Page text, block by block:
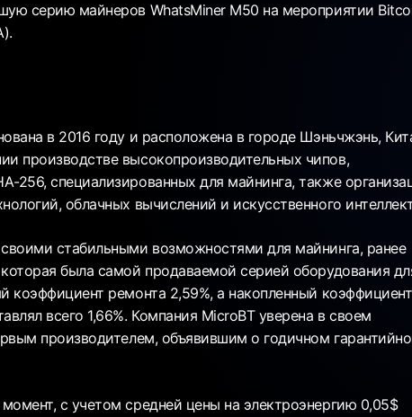
серию майнеров WhatsMiner M50 на мероприятии
в 2016 году и расположена в городе Шэньчжэнь,
производстве высокопроизводительных чипов,
256, специализированных для майнинга, также
облачных вычислений и искусственного
стабильными возможностями для майнинга, ранее
была самой продаваемой серией оборудования
коэффициент ремонта 2,59%, а накопленный коэффициент
всего 1,66%. Компания MicroBT уверена в своем
производителем, объявившим о годичном
с учетом средней цены на электроэнергию 0,05$